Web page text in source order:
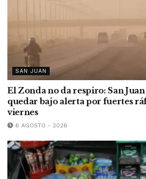
SAN JUAN
El Zonda no da respiro: San
quedar bajo alerta por fuertes
viernes
6 AGOSTO - 2026